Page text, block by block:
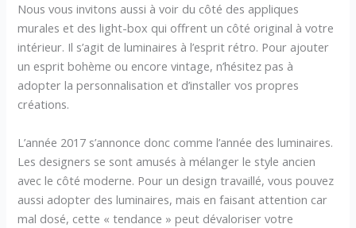
Nous vous invitons aussi à voir du côté des appliques
murales et des light-box qui offrent un côté original à votre
intérieur. Il s’agit de luminaires à l’esprit rétro. Pour ajouter
un esprit bohème ou encore vintage, n’hésitez pas à
adopter la personnalisation et d’installer vos propres
créations.
L’année 2017 s’annonce donc comme l’année des luminaires.
Les designers se sont amusés à mélanger le style ancien
avec le côté moderne. Pour un design travaillé, vous pouvez
aussi adopter des luminaires, mais en faisant attention car
mal dosé, cette « tendance » peut dévaloriser votre